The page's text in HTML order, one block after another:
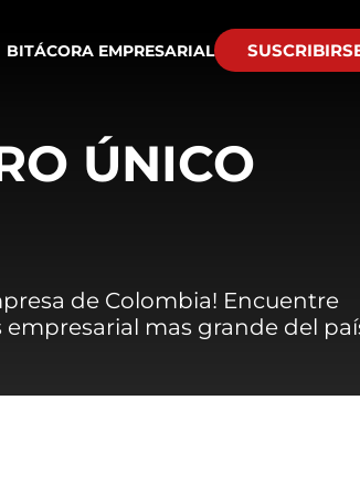
BITÁCORA EMPRESARIAL
ÚNICO
de Colombia! Encuentre
empresarial mas grande del